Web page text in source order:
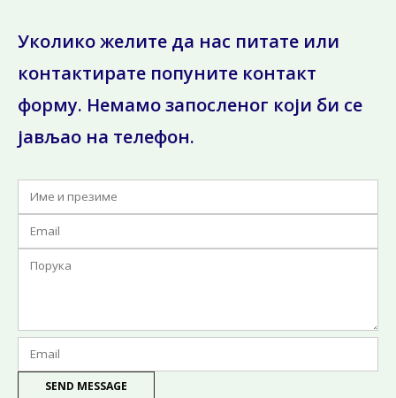
Уколико желите да нас питате или
контактирате попуните контакт
форму. Немамо запосленог који би се
јављао на телефон.
SEND MESSAGE